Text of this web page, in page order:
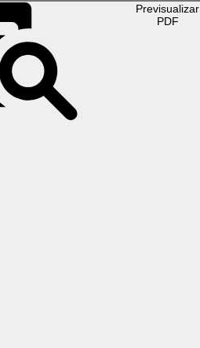
Previsualizar
PDF